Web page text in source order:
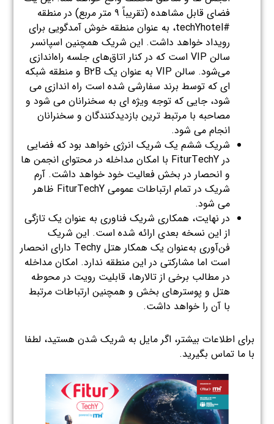
فضای قابل مشاهده (تقریباً ۹ متر مربع) در منطقه
#techYhotel، به عنوان منطقه خوش آمدگویی برای
رویداد خواهد داشت. این شریک همچنین اسپانسر
سالن VIP است که در کنار اتاق‌های جلسه راه‌اندازی
می‌شود. سالن VIP به عنوان یک B۲B و منطقه شبکه
ای که توسط برند سفارشی شده است راه اندازی می
شود، جایی که توجه ویژه ای به سخنرانان می شود و
مصاحبه با مرتبط ترین بازدیدکنندگان و سخنرانان
انجام می شود.
شریک ششم یک شریک انرژی خواهد بود که فضایی
در FiturTechY با امکان مداخله در محتوای انجمن ها
و انحصار در بخش فعالیت خود خواهد داشت. آرم
شریک در تمام ارتباطات عمومی FiturTechY ظاهر
می شود.
در نهایت، همکاری شریک فناوری به عنوان یک تازگی
از این نسخه بعدی ارائه شده است. این شریک
فن‌آوری به‌عنوان یک همکار هتل Techy دارای انحصار
است اما مشارکتی در این منطقه ندارد. امکان مداخله
در مطالب برخی از تالارها، قابلیت رویت در محوطه
هتل و پوسترهای بخش و همچنین ارتباطات مرتبط
با آن را خواهد داشت.
برای اطلاعات بیشتر، اگر مایل به شریک شدن هستید، لطفا
با ما تماس بگیرید.